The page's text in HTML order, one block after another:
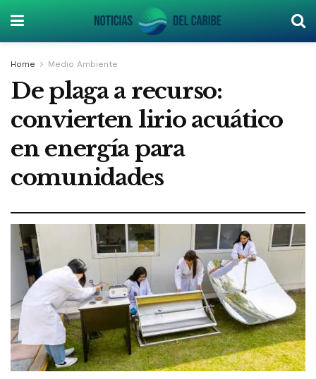
Home Medio Ambiente
De plaga a recurso:
convierten lirio acuático
en energía para
comunidades